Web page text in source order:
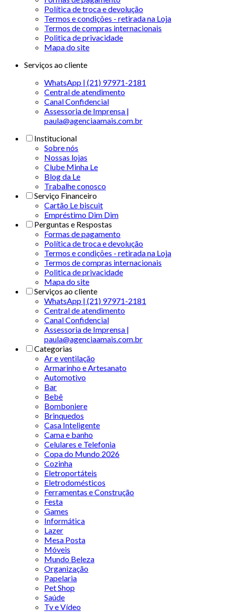
Política de troca e devolução
Termos e condições - retirada na Loja
Termos de compras internacionais
Politica de privacidade
Mapa do site
Serviços ao cliente
WhatsApp | (21) 97971-2181
Central de atendimento
Canal Confidencial
Assessoria de Imprensa |
paula@agenciaamais.com.br
Institucional
Sobre nós
Nossas lojas
Clube Minha Le
Blog da Le
Trabalhe conosco
Serviço Financeiro
Cartão Le biscuit
Empréstimo Dim Dim
Perguntas e Respostas
Formas de pagamento
Política de troca e devolução
Termos e condições - retirada na Loja
Termos de compras internacionais
Politica de privacidade
Mapa do site
Serviços ao cliente
WhatsApp | (21) 97971-2181
Central de atendimento
Canal Confidencial
Assessoria de Imprensa |
paula@agenciaamais.com.br
Categorias
Ar e ventilação
Armarinho e Artesanato
Automotivo
Bar
Bebê
Bomboniere
Brinquedos
Casa Inteligente
Cama e banho
Celulares e Telefonia
Copa do Mundo 2026
Cozinha
Eletroportáteis
Eletrodomésticos
Ferramentas e Construção
Festa
Games
Informática
Lazer
Mesa Posta
Móveis
Mundo Beleza
Organização
Papelaria
Pet Shop
Saúde
Tv e Vídeo